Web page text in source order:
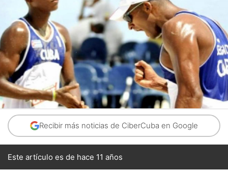
Recibir más noticias de CiberCuba en Google
Este artículo es de hace 11 años